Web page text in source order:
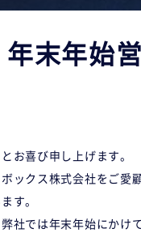
末年始
お喜び申し上げます。
ックス株式会社をご愛
す。
社では年末年始にかけ